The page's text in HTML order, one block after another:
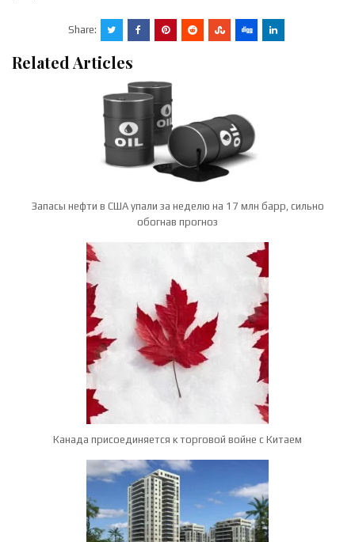
Share:
Related Articles
Запасы нефти в США упали за неделю на 17 млн барр, сильно
обогнав прогноз
Канада присоединяется к торговой войне с Китаем